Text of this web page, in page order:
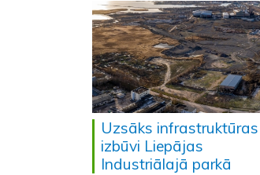
Uzsāks infrastruktūras
izbūvi Liepājas
Industriālajā parkā